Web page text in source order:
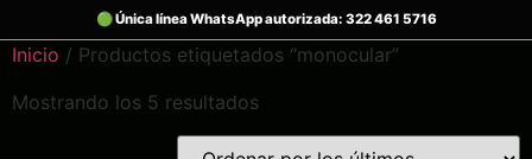
Inicio / Productos etiquetados “monocular”
Mostrando los 5 resultados